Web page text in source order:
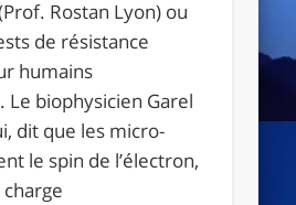
Rostan Lyon) ou
de résistance
humains
Le biophysicien Garel
dit que les micro-
le spin de l’électron,
charge